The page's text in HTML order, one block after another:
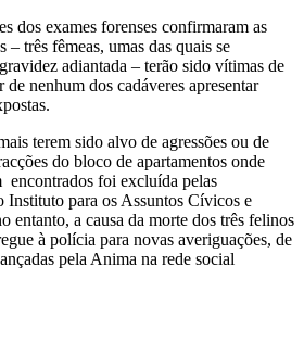
dos exames forenses confirmaram as
– três fêmeas, umas das quais se
adiantada – terão sido vítimas de
de nenhum dos cadáveres apresentar
terem sido alvo de agressões ou de
do bloco de apartamentos onde
encontrados foi excluída pelas
Instituto para os Assuntos Cívicos e
entanto, a causa da morte dos três felinos
à polícia para novas averiguações, de
pela Anima na rede social